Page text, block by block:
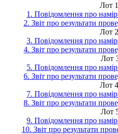
Лот
1. Повідомлення про
2. Звіт про результати
Лот
3. Повідомлення про
4. Звіт про результати
Лот
5. Повідомлення про
6. Звіт про результати
Лот
7. Повідомлення про
8. Звіт про результати
Лот
9. Повідомлення про
10. Звіт про результати